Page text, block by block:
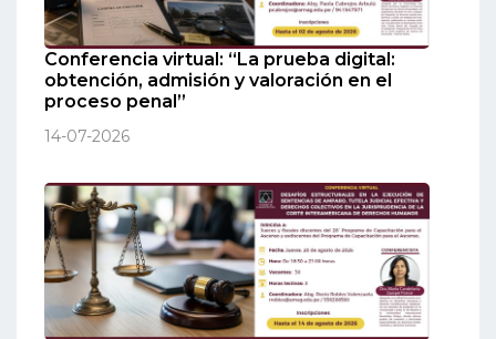
Conferencia virtual: “La prueba digital:
obtención, admisión y valoración en el
proceso penal”
14-07-2026